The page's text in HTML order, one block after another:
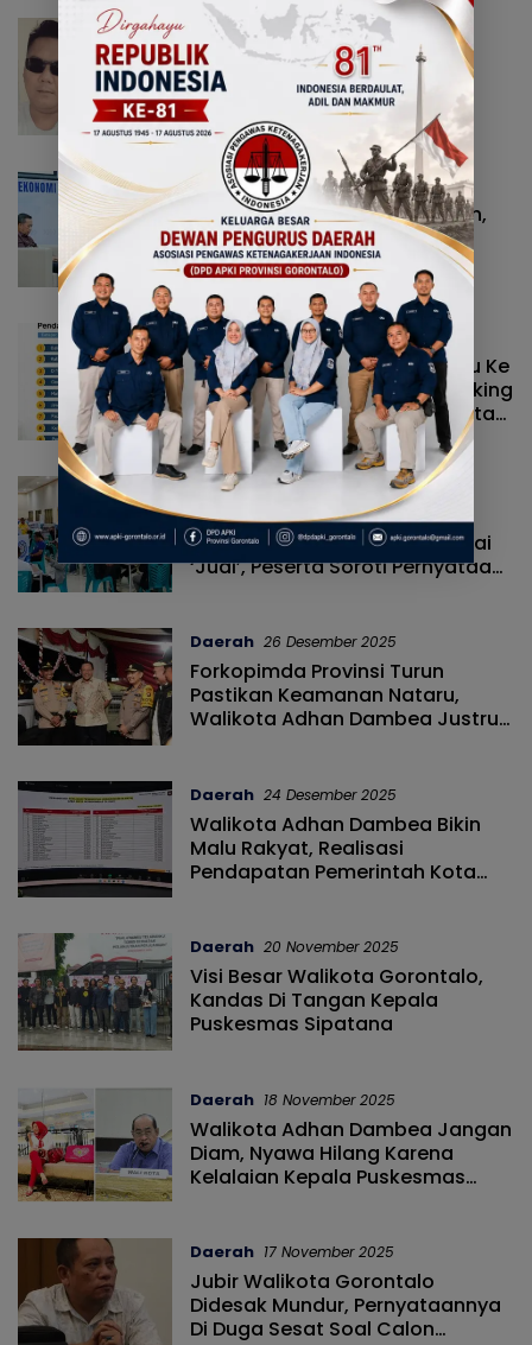
Daerah 26 Januari 2026
Bantah Tudingan Wali Kota,
Keluarga Nani Wartabone
Apresiasi Pemprov Gorontalo
Daerah 5 Januari 2026
Walikota Gagal Atasi Sampah,
Berikut Hasil Kajian Professor
Sukirman Rahim
Daerah 2 Januari 2026
Adhan Dambea Harus Berguru Ke
Gusnar Ismail, Gorontalo Ranking
4 Nasional Realisasi Pendapatan
Tertinggi
Daerah 26 Desember 2025
Adhan Hentikan Turnamen
Domino PORDI Gorontalo Dinilai
‘Judi’, Peserta Soroti Pernyataan
Daerah 26 Desember 2025
Forkopimda Provinsi Turun
Pastikan Keamanan Nataru,
Walikota Adhan Dambea Justru
Daerah 24 Desember 2025
Walikota Adhan Dambea Bikin
Malu Rakyat, Realisasi
Pendapatan Pemerintah Kota
Daerah 20 November 2025
Visi Besar Walikota Gorontalo,
Kandas Di Tangan Kepala
Puskesmas Sipatana
Daerah 18 November 2025
Walikota Adhan Dambea Jangan
Diam, Nyawa Hilang Karena
Kelalaian Kepala Puskesmas
Daerah 17 November 2025
Jubir Walikota Gorontalo
Didesak Mundur, Pernyataannya
Di Duga Sesat Soal Calon